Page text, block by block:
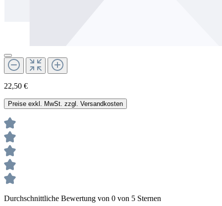
22,50 €
Preise exkl. MwSt. zzgl. Versandkosten
Durchschnittliche Bewertung von 0 von 5 Sternen